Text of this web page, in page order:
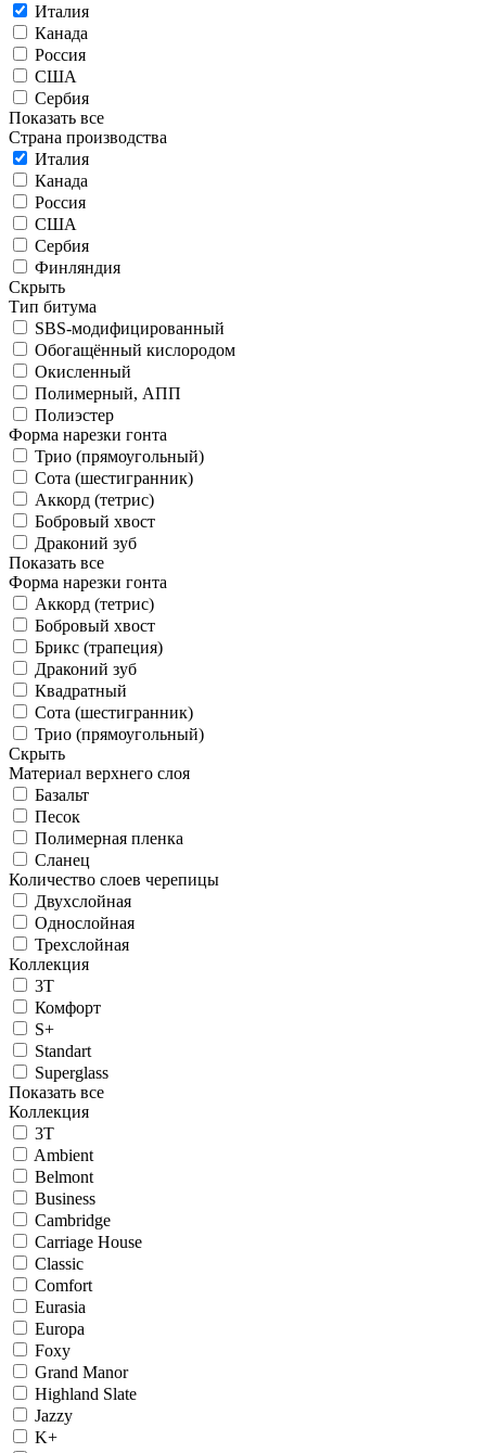
Италия
Канада
Россия
США
Сербия
Показать все
Страна производства
Италия
Канада
Россия
США
Сербия
Финляндия
Скрыть
Тип битума
SBS-модифицированный
Обогащённый кислородом
Окисленный
Полимерный, АПП
Полиэстер
Форма нарезки гонта
Трио (прямоугольный)
Сота (шестигранник)
Аккорд (тетрис)
Бобровый хвост
Драконий зуб
Показать все
Форма нарезки гонта
Аккорд (тетрис)
Бобровый хвост
Брикс (трапеция)
Драконий зуб
Квадратный
Сота (шестигранник)
Трио (прямоугольный)
Скрыть
Материал верхнего слоя
Базальт
Песок
Полимерная пленка
Сланец
Количество слоев черепицы
Двухслойная
Однослойная
Трехслойная
Коллекция
3T
Комфорт
S+
Standart
Superglass
Показать все
Коллекция
3T
Ambient
Belmont
Business
Cambridge
Carriage House
Classic
Comfort
Eurasia
Europa
Foxy
Grand Manor
Highland Slate
Jazzy
K+